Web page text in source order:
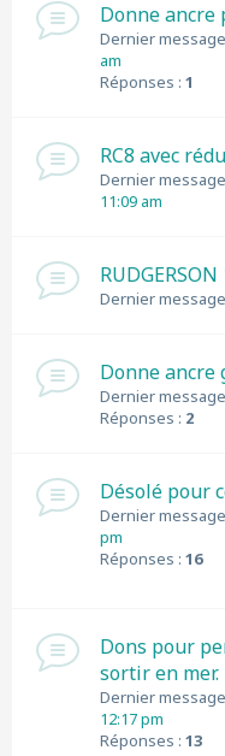
Donne ancre
Dernier
am
Réponses : 1
RC8 avec
Dernier
11:09 am
Dernier
Donne ancre
Dernier
Réponses : 2
Désolé pour
Dernier
pm
Réponses : 16
Dons pour
sortir en mer.
Dernier
12:17 pm
Réponses : 13